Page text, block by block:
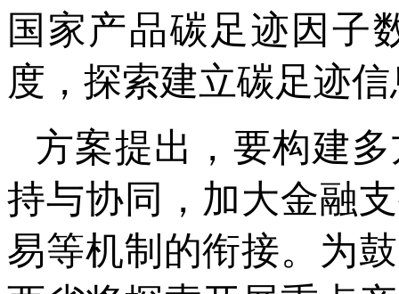
国家产品碳足迹因子
度，探索建立碳足迹
方案提出，要构建
持与协同，加大金融
易等机制的衔接。为